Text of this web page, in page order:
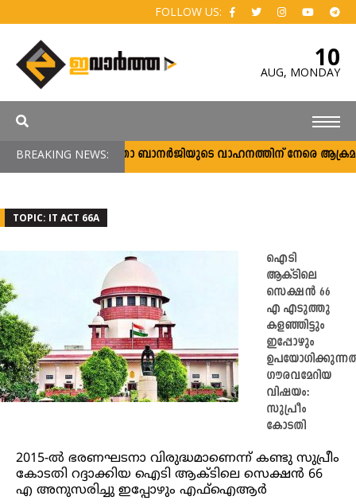
FOLLOW US:
10
AUG, MONDAY
BREAKING NEWS:മമതാ ബാനര്‍ജിയുടെ വാഹനത്തിന് നേരെ
TOPIC: IT ACT 66A
ഐടി
ആക്ടിലെ
സെക്ഷൻ 66
എ എടുത്തു
കളഞ്ഞിട്ടും
ഇപ്പോഴും
ഗൗരവമേറിയ
വിഷയം:
സുപ്രീം
കോടതി
2015-ൽ ഭരണഘടനാ വിരുദ്ധമാണെന്ന് കണ്ടു സുപ്രീം
കോടതി റദ്ദാക്കിയ ഐടി ആക്ടിലെ സെക്ഷൻ 66
എ അനുസരിച്ചു ഇപ്പോഴും എഫ്‌ഐആർ